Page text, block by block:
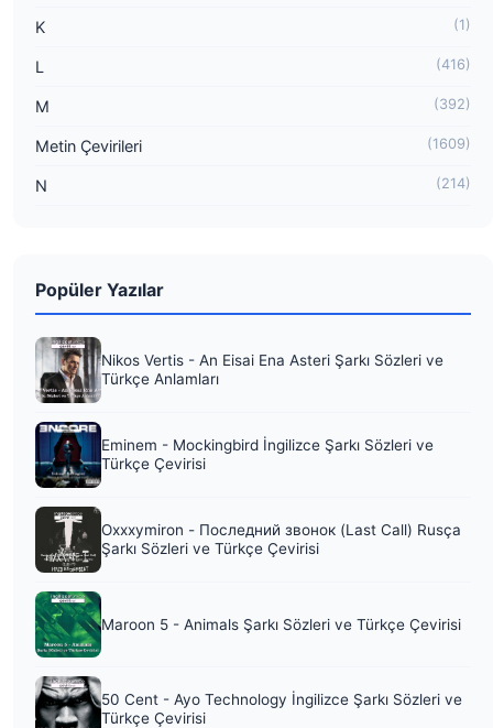
K (1)
L (416)
M (392)
Metin Çevirileri (1609)
N (214)
Popüler Yazılar
Nikos Vertis - An Eisai Ena Asteri Şarkı Sözleri ve
Türkçe Anlamları
Eminem - Mockingbird İngilizce Şarkı Sözleri ve
Türkçe Çevirisi
Oxxxymiron - Последний звонок (Last Call) Rusça
Şarkı Sözleri ve Türkçe Çevirisi
Maroon 5 - Animals Şarkı Sözleri ve Türkçe Çevirisi
50 Cent - Ayo Technology İngilizce Şarkı Sözleri ve
Türkçe Çevirisi